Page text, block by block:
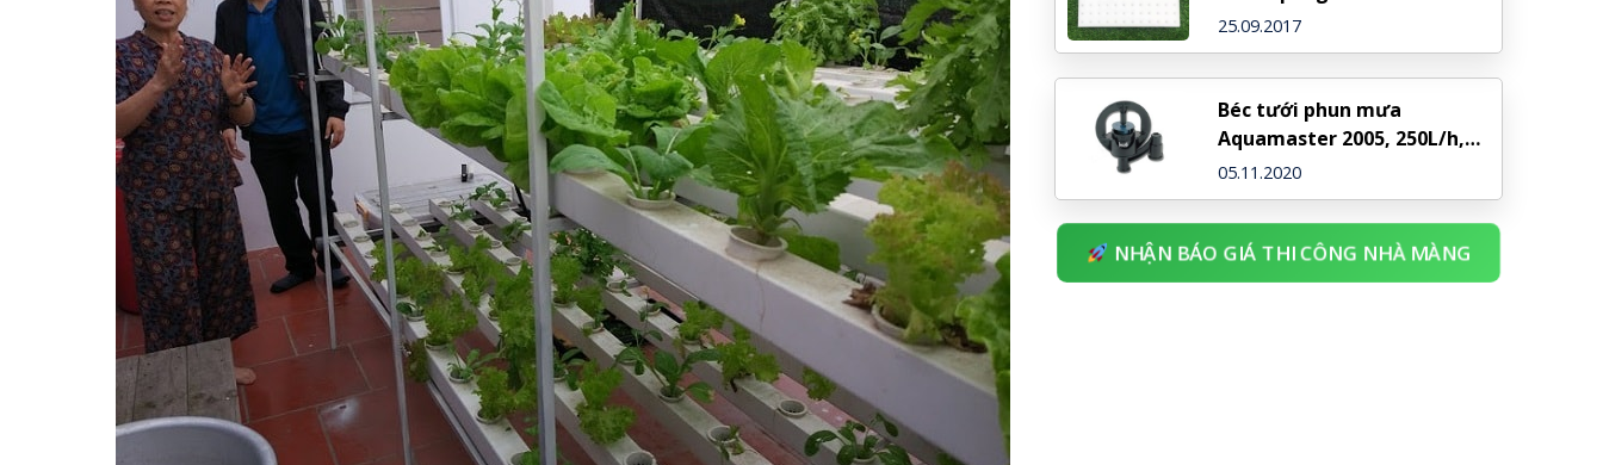
25.09.2017
Béc tưới phun mưa
Aquamaster 2005, 250L/h,
chân 1/2″ phi 21 ren ngoài –
NDJ (Israel)
05.11.2020
NHẬN BÁO GIÁ THI CÔNG NHÀ MÀNG